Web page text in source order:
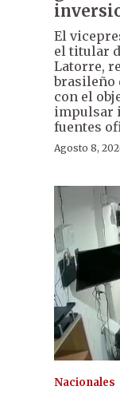
El
el titular
Latorre,
brasileño
con el
impulsar
fuentes
Agosto 8,
Nacionales